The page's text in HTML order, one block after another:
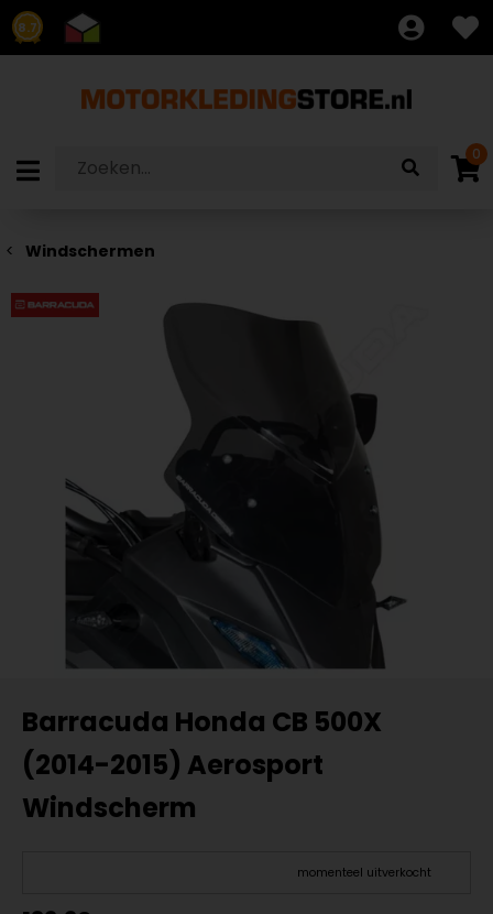
8.7
0
Windschermen
Barracuda Honda CB 500X
(2014-2015) Aerosport
Windscherm
momenteel uitverkocht